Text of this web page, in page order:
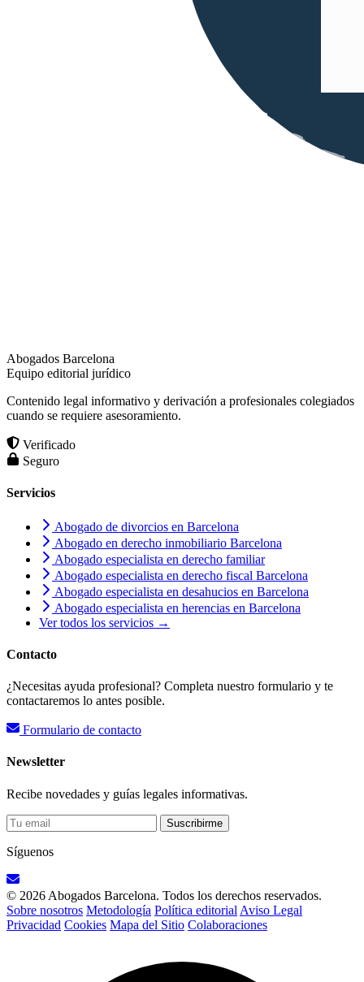
Abogados Barcelona
Equipo editorial jurídico
Contenido legal informativo y derivación a profesionales colegiados
cuando se requiere asesoramiento.
Verificado
Seguro
Servicios
Abogado de divorcios en Barcelona
Abogado en derecho inmobiliario Barcelona
Abogado especialista en derecho familiar
Abogado especialista en derecho fiscal Barcelona
Abogado especialista en desahucios en Barcelona
Abogado especialista en herencias en Barcelona
Ver todos los servicios →
Contacto
¿Necesitas ayuda profesional? Completa nuestro formulario y te
contactaremos lo antes posible.
Formulario de contacto
Newsletter
Recibe novedades y guías legales informativas.
Suscribirme
Síguenos
© 2026 Abogados Barcelona. Todos los derechos reservados.
Sobre nosotros Metodología Política editorial Aviso Legal
Privacidad Cookies Mapa del Sitio Colaboraciones